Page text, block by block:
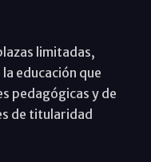
limitadas,
educación que
pedagógicas y de
de titularidad